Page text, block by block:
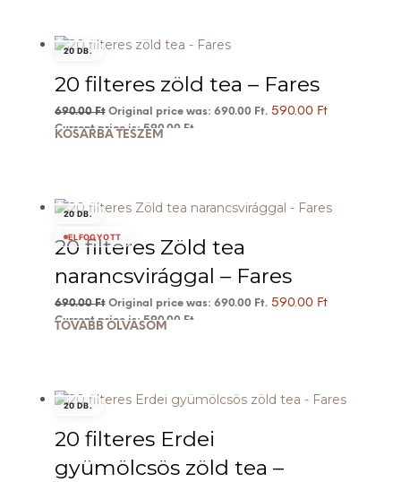
20 DB.
20 filteres zöld tea – Fares
690.00Ft Original price was: 690.00 Ft. 590.00 Ft
Current price is: 590.00 Ft.
KOSÁRBA TESZEM
20 DB.
ELFOGYOTT
20 filteres Zöld tea
narancsvirággal – Fares
690.00Ft Original price was: 690.00 Ft. 590.00 Ft
Current price is: 590.00 Ft.
TOVÁBB OLVASOM
20 DB.
20 filteres Erdei
gyümölcsös zöld tea –